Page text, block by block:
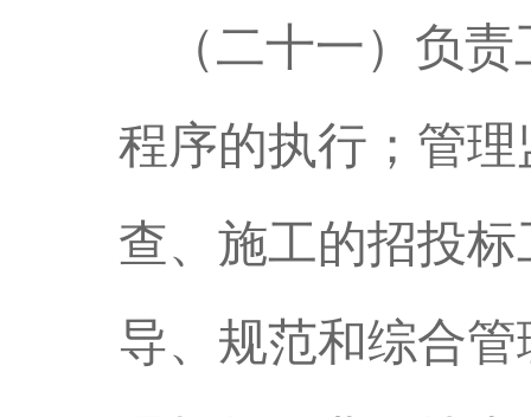
（二十一）负
程序的执行；管
查、施工的招投
导、规范和综合